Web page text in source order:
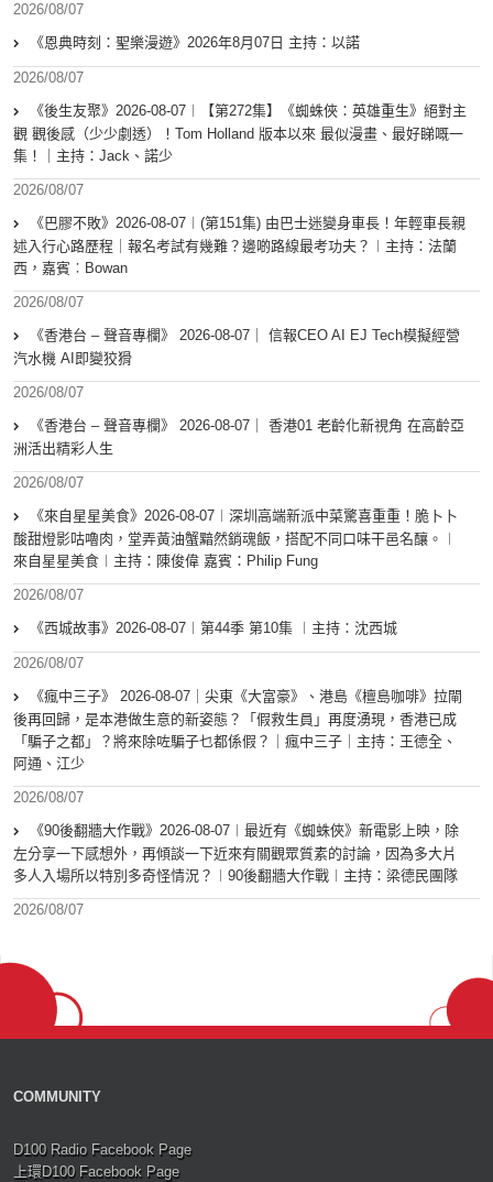
2026/08/07
《恩典時刻：聖樂漫遊》2026年8月07日 主持：以諾
2026/08/07
《後生友聚》2026-08-07︱【第272集】《蜘蛛俠：英雄重生》絕對主
觀 觀後感（少少劇透）！Tom Holland 版本以來 最似漫畫、最好睇嘅一
集！｜主持：Jack、諾少
2026/08/07
《巴膠不敗》2026-08-07︱(第151集) 由巴士迷變身車長！年輕車長親
述入行心路歷程｜報名考試有幾難？邊啲路線最考功夫？︱主持：法蘭
西，嘉賓︰Bowan
2026/08/07
《香港台 – 聲音專欄》 2026-08-07｜ 信報CEO AI EJ Tech模擬經營
汽水機 AI即變狡猾
2026/08/07
《香港台 – 聲音專欄》 2026-08-07｜ 香港01 老齡化新視角 在高齡亞
洲活出精彩人生
2026/08/07
《來自星星美食》2026-08-07︱深圳高端新派中菜驚喜重重！脆卜卜
酸甜燈影咕嚕肉，堂弄黃油蟹黯然銷魂飯，搭配不同口味干邑名釀。︱
來自星星美食︱主持：陳俊偉 嘉賓：Philip Fung
2026/08/07
《西城故事》2026-08-07︱第44季 第10集 ︱主持：沈西城
2026/08/07
《瘋中三子》 2026-08-07｜尖東《大富豪》、港島《檀島咖啡》拉閘
後再回歸，是本港做生意的新姿態？「假救生員」再度湧現，香港已成
「騙子之都」？將來除咗騙子乜都係假？｜瘋中三子｜主持：王德全、
阿通、江少
2026/08/07
《90後翻牆大作戰》2026-08-07︱最近有《蜘蛛俠》新電影上映，除
左分享一下感想外，再傾談一下近來有關觀眾質素的討論，因為多大片
多人入場所以特別多奇怪情況？︱90後翻牆大作戰︱主持：梁德民團隊
2026/08/07
COMMUNITY
D100 Radio Facebook Page
上環D100 Facebook Page